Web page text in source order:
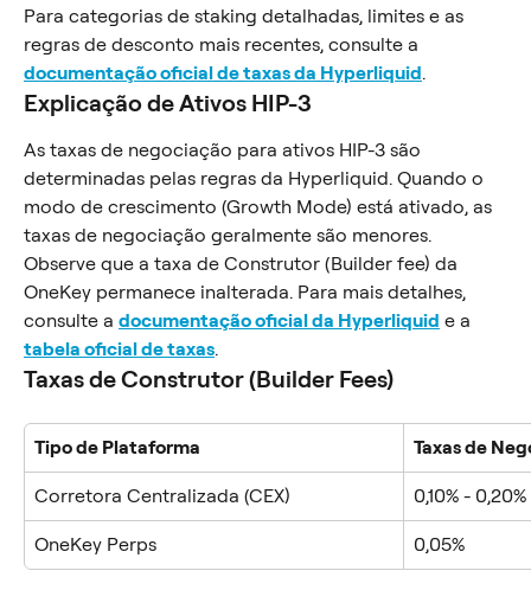
Para categorias de staking detalhadas, limites e as
regras de desconto mais recentes, consulte a
documentação oficial de taxas da Hyperliquid.
Explicação de Ativos HIP-3
As taxas de negociação para ativos HIP-3 são
determinadas pelas regras da Hyperliquid. Quando o
modo de crescimento (Growth Mode) está ativado, as
taxas de negociação geralmente são menores.
Observe que a taxa de Construtor (Builder fee) da
OneKey permanece inalterada. Para mais detalhes,
consulte a documentação oficial da Hyperliquid e a
tabela oficial de taxas.
Taxas de Construtor (Builder Fees)
Tipo de Plataforma Taxas de
Corretora Centralizada (CEX) 0,10% - 0,20%
OneKey Perps 0,05%